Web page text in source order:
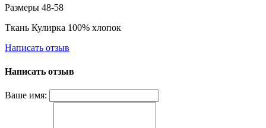
Размеры 48-58
Ткань Кулирка 100% хлопок
Написать отзыв
Написать отзыв
Ваше имя: